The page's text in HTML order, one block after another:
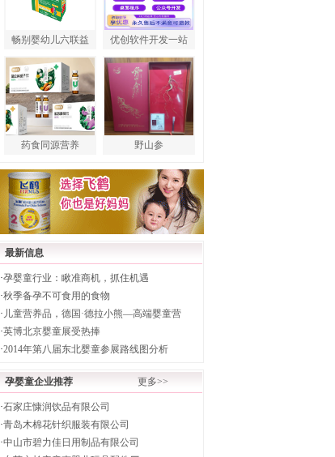
畅别婴幼儿六联益 优创软件开发一站
药食同源营养 野山参
最新信息
·孕婴童行业：瞅准商机，抓住机遇
·秋季备孕不可食用的食物
· 儿童营养品，德国·德拉小熊—高端婴童营
·英博北京婴童展受热捧
·2014年第八届东北婴童参展路线图分析
孕婴童企业推荐 更多>>
·石家庄慷润饮品有限公司
·青岛木棉花针织服装有限公司
·中山市碧力佳日用制品有限公司